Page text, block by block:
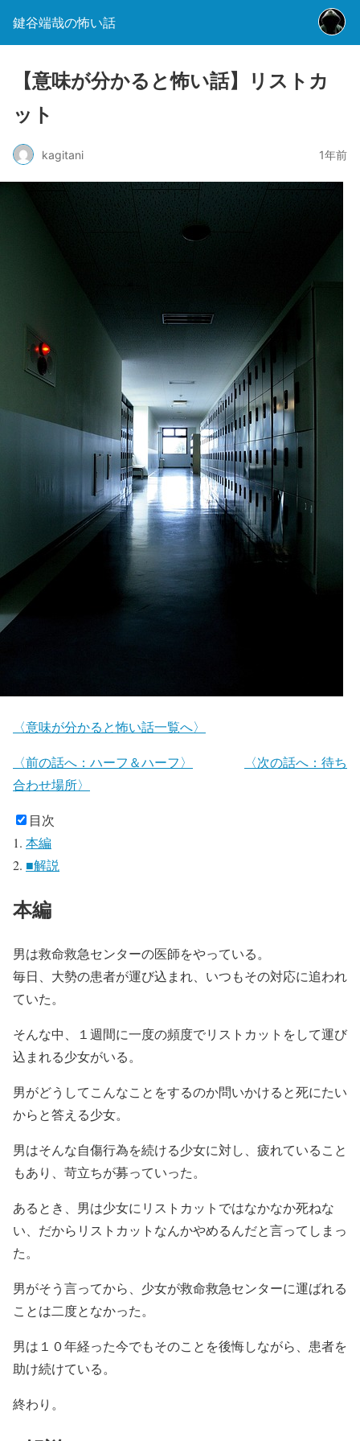
鍵谷端哉の怖い話
【意味が分かると怖い話】リストカ
ット
kagitani 1年前
〈意味が分かると怖い話一覧へ〉
〈前の話へ：ハーフ＆ハーフ〉
〈次の話へ：待ち
合わせ場所〉
目次
本編
■解説
本編
男は救命救急センターの医師をやっている。
毎日、大勢の患者が運び込まれ、いつもその対応に追われ
ていた。
そんな中、１週間に一度の頻度でリストカットをして運び
込まれる少女がいる。
男がどうしてこんなことをするのか問いかけると死にたい
からと答える少女。
男はそんな自傷行為を続ける少女に対し、疲れていること
もあり、苛立ちが募っていった。
あるとき、男は少女にリストカットではなかなか死ねな
い、だからリストカットなんかやめるんだと言ってしまっ
た。
男がそう言ってから、少女が救命救急センターに運ばれる
ことは二度となかった。
男は１０年経った今でもそのことを後悔しながら、患者を
助け続けている。
終わり。